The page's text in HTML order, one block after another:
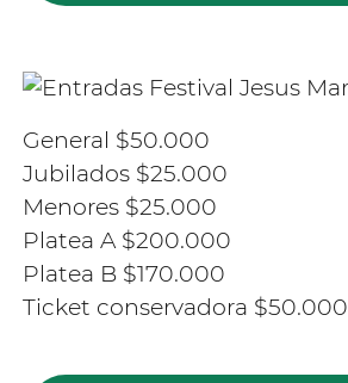
General $50.000
Jubilados $25.000
Menores $25.000
Platea A $200.000
Platea B $170.000
Ticket conservadora $50.000